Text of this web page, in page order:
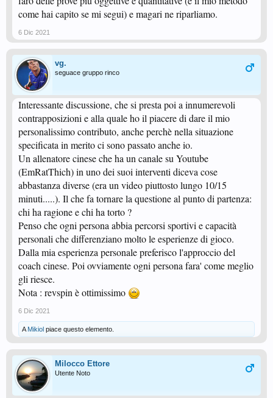
come hai capito se mi segui) e magari ne riparliamo.
6 Dic 2021
vg.
seguace gruppo rinco
Interessante discussione, che si presta poi a innumerevoli
contrapposizioni e alla quale ho il piacere di dare il mio
personalissimo contributo, anche perchè nella situazione
specificata in merito ci sono passato anche io.
Un allenatore cinese che ha un canale su Youtube
(EmRatThich) in uno dei suoi interventi diceva cose
abbastanza diverse (era un video piuttosto lungo 10/15
minuti.....). Il che fa tornare la questione al punto di partenza:
chi ha ragione e chi ha torto ?
Penso che ogni persona abbia percorsi sportivi e capacità
personali che differenziano molto le esperienze di gioco.
Dalla mia esperienza personale preferisco l'approccio del
coach cinese. Poi ovviamente ogni persona fara' come meglio
gli riesce.
Nota : revspin è ottimissimo
6 Dic 2021
A Mikiol piace questo elemento.
Milocco Ettore
Utente Noto